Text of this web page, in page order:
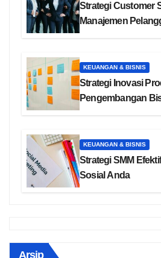
Strategi Customer
Manajemen
KEUANGAN & BISNIS
Strategi Inovasi
Pengembangan
KEUANGAN & BISNIS
Strategi SMM
Sosial Anda
Arsip